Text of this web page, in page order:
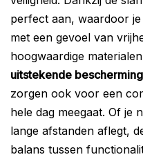
perfect aan, waardoor
met een gevoel van
hoogwaardige
uitstekende bescherming
zorgen ook voor een
hele dag meegaat. Of je
lange afstanden aflegt,
balans tussen